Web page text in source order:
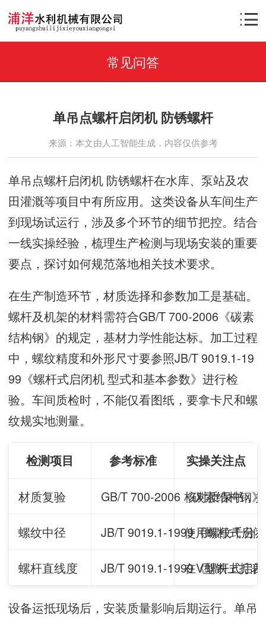
常见问答
单吊点螺杆启闭机 防锈螺杆
来源：本文由人工智能生成，内容仅供参考
单吊点螺杆启闭机 防锈螺杆在水库、泵站及农
田灌溉等项目中有所应用。这类设备从车间生产
到现场试运行，涉及多个环节的细节把控。结合
一线实操经验，梳理生产检测与现场安装的重要
要点，探讨如何规范落地相关技术要求。
在生产制造环节，材质选择和参数加工是基础。
螺杆及机架的材料需符合GB/T 700-2006《碳素
结构钢》的规定，基材力学性能达标。加工过程
中，螺纹精度和外形尺寸要参照JB/T 9019.1-19
99《螺杆式启闭机 型式和基本参数》进行检
验。车间质检时，不能仅看图纸，要拿卡尺和螺
纹规实地测量。
检测项目 参考标准 实操关注点
材质复验 GB/T 700-2006《碳素结构钢》
核对质保书，
螺纹中径 JB/T 9019.1-1999《螺杆式启
使用螺纹千分
螺杆直线度 JB/T 9019.1-1999《螺杆式启
在V型铁上打
设备运抵现场后，安装质量影响后期运行。单吊